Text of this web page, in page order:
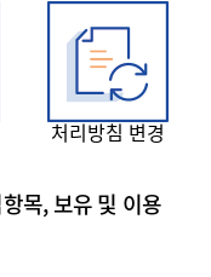
처리방침 변경
목, 보유 및 이용